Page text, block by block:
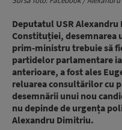
Deputatul USR
Constituției, desemnarea
prim-ministru trebuie să
partidelor parlamentare
anterioare, a fost ales
reluarea consultărilor cu
desemnării unui nou
nu depinde de urgența
Alexandru Dimitriu.